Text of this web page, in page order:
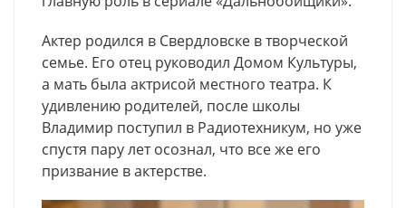
Актер родился в Свердловске в творческой
семье. Его отец руководил Домом Культуры,
а мать была актрисой местного театра. К
удивлению родителей, после школы
Владимир поступил в Радиотехникум, но уже
спустя пару лет осознал, что все же его
призвание в актерстве.